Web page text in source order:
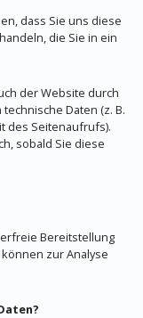
dass Sie uns diese
die Sie in ein
der Website durch
Daten (z. B.
des Seitenaufrufs).
sobald Sie diese
Bereitstellung
zur Analyse